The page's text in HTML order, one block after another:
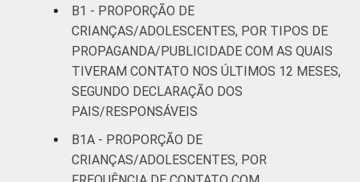
DA CRIANÇA
OU DO
ADOLESCENTE
anos
De 11 a 12
anos
19 68
De 13 a 14
De 15 a 17
B1 - PROPORÇÃO DE
CRIANÇAS/ADOLESCENTES, POR TIPOS DE
PROPAGANDA/PUBLICIDADE COM AS QUAIS
TIVERAM CONTATO NOS ÚLTIMOS 12 MESES,
SEGUNDO DECLARAÇÃO DOS
PAIS/RESPONSÁVEIS
B1A - PROPORÇÃO DE
CRIANÇAS/ADOLESCENTES, POR